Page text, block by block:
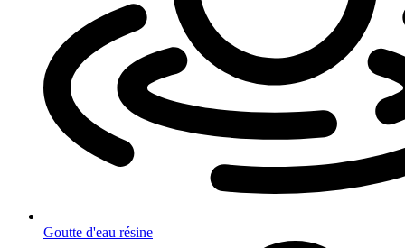
Goutte d'eau résine